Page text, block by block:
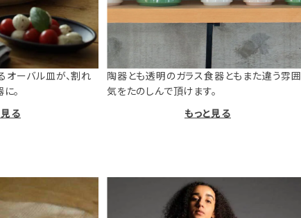
ーバル皿が、割れ
。
る
陶器とも透明のガラス食器ともまた違う雰囲
気をたのしんで頂けます。
もっと見る